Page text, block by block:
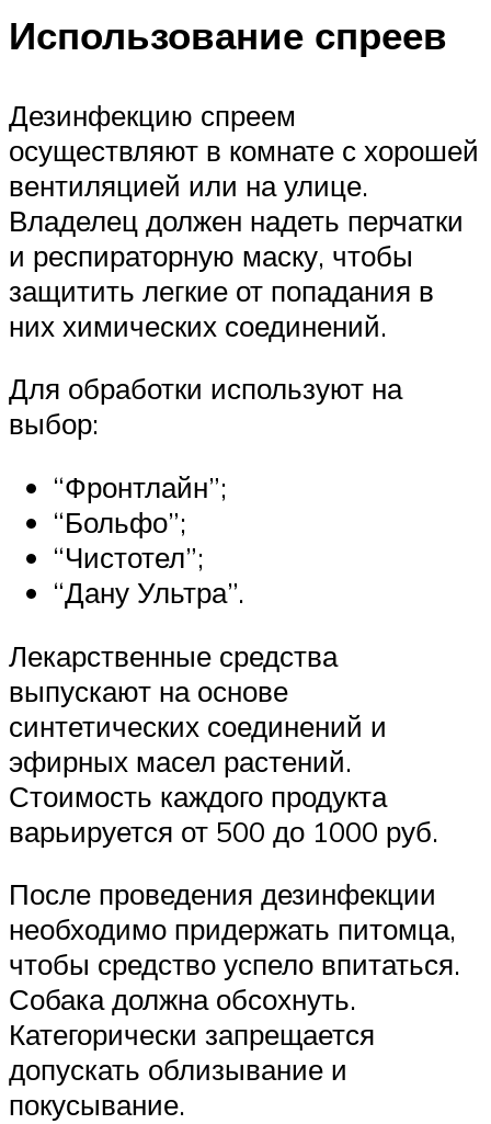
Использование спреев
Дезинфекцию спреем
осуществляют в комнате с хорошей
вентиляцией или на улице.
Владелец должен надеть перчатки
и респираторную маску, чтобы
защитить легкие от попадания в
них химических соединений.
Для обработки используют на
выбор:
“Фронтлайн”;
“Больфо”;
“Чистотел”;
“Дану Ультра”.
Лекарственные средства
выпускают на основе
синтетических соединений и
эфирных масел растений.
Стоимость каждого продукта
варьируется от 500 до 1000 руб.
После проведения дезинфекции
необходимо придержать питомца,
чтобы средство успело впитаться.
Собака должна обсохнуть.
Категорически запрещается
допускать облизывание и
покусывание.